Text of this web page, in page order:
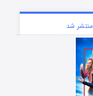
منتشر شد